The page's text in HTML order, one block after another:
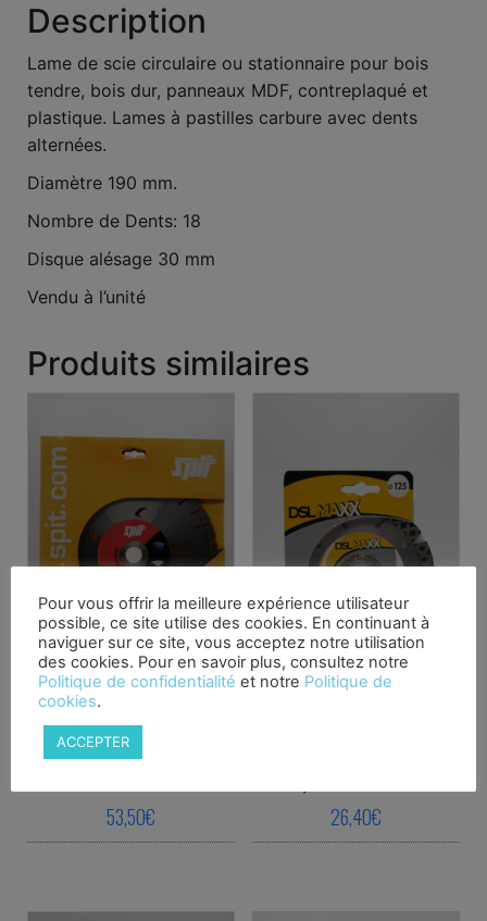
Description
Lame de scie circulaire ou stationnaire pour bois
tendre, bois dur, panneaux MDF, contreplaqué et
plastique. Lames à pastilles carbure avec dents
alternées.
Diamètre 190 mm.
Nombre de Dents: 18
Disque alésage 30 mm
Vendu à l’unité
Produits similaires
Disque diamant SPIT X-
TREME 610096 Diamètre
230mm Béton
53,50€
26,40€
Pour vous offrir la meilleure expérience utilisateur
possible, ce site utilise des cookies. En continuant à
naviguer sur ce site, vous acceptez notre utilisation
des cookies. Pour en savoir plus, consultez notre
Politique de confidentialité et notre Politique de
cookies.
ACCEPTER